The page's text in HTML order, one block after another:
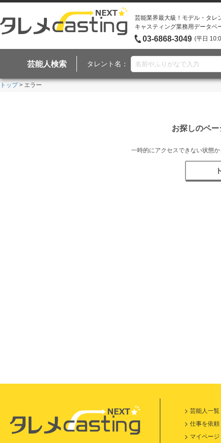
芸能業界最大級！モデル・タレ
キャスティング業務用データベ
03-6868-3049 (平日
芸能人検索 タレント名：
トップ> エラー
お探しのペ
一時的にアクセスできない状態
芸能人一覧
仕事を依頼
マイページ